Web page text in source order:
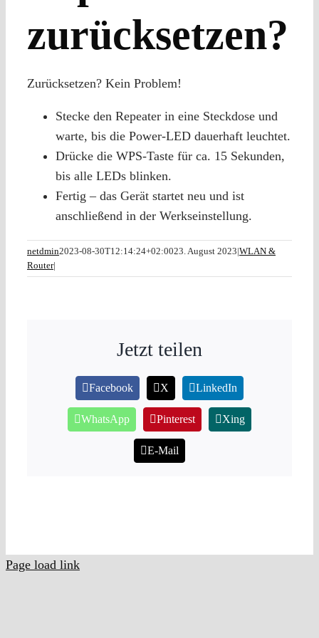
zurücksetzen?
Zurücksetzen? Kein Problem!
Stecke den Repeater in eine Steckdose und
warte, bis die Power-LED dauerhaft leuchtet.
Drücke die WPS-Taste für ca. 15 Sekunden,
bis alle LEDs blinken.
Fertig – das Gerät startet neu und ist
anschließend in der Werkseinstellung.
netdmin2023-08-30T12:14:24+02:0023. August 2023|WLAN &
Router|
Jetzt teilen
Facebook X LinkedIn
WhatsApp Pinterest Xing
E-Mail
Page load link